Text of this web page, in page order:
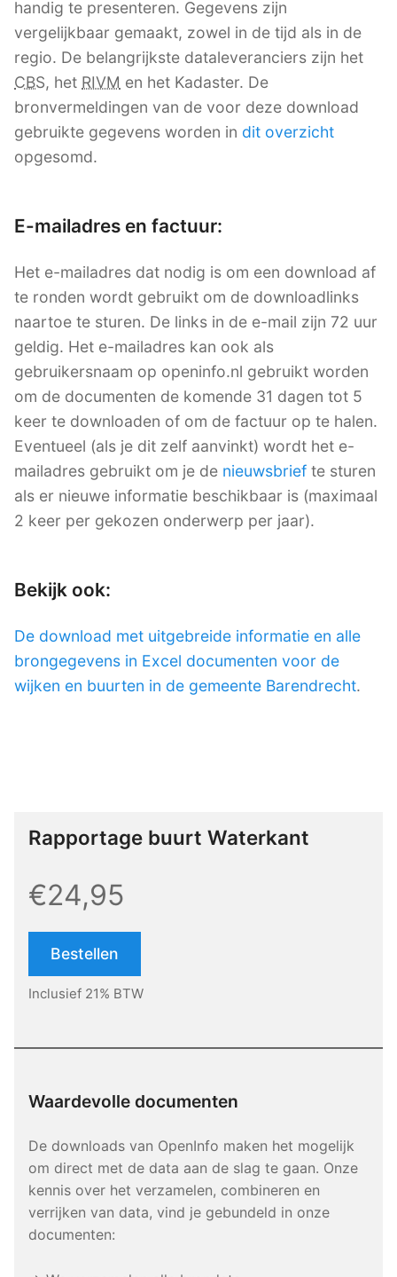
handig te presenteren. Gegevens zijn
vergelijkbaar gemaakt, zowel in de tijd als in de
regio. De belangrijkste dataleveranciers zijn het
CBS, het RIVM en het Kadaster. De
bronvermeldingen van de voor deze download
gebruikte gegevens worden in dit overzicht
opgesomd.
E-mailadres en factuur:
Het e-mailadres dat nodig is om een download af
te ronden wordt gebruikt om de downloadlinks
naartoe te sturen. De links in de e-mail zijn 72 uur
geldig. Het e-mailadres kan ook als
gebruikersnaam op openinfo.nl gebruikt worden
om de documenten de komende 31 dagen tot 5
keer te downloaden of om de factuur op te halen.
Eventueel (als je dit zelf aanvinkt) wordt het e-
mailadres gebruikt om je de nieuwsbrief te sturen
als er nieuwe informatie beschikbaar is (maximaal
2 keer per gekozen onderwerp per jaar).
Bekijk ook:
De download met uitgebreide informatie en alle
brongegevens in Excel documenten voor de
wijken en buurten in de gemeente Barendrecht.
Rapportage buurt Waterkant
€24,95
Bestellen
Inclusief 21% BTW
Waardevolle documenten
De downloads van OpenInfo maken het mogelijk
om direct met de data aan de slag te gaan. Onze
kennis over het verzamelen, combineren en
verrijken van data, vind je gebundeld in onze
documenten: